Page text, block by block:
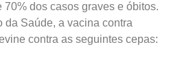
70% dos casos graves e óbitos.
da Saúde, a vacina contra
contra as seguintes cepas: